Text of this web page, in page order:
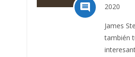

2020
James
también